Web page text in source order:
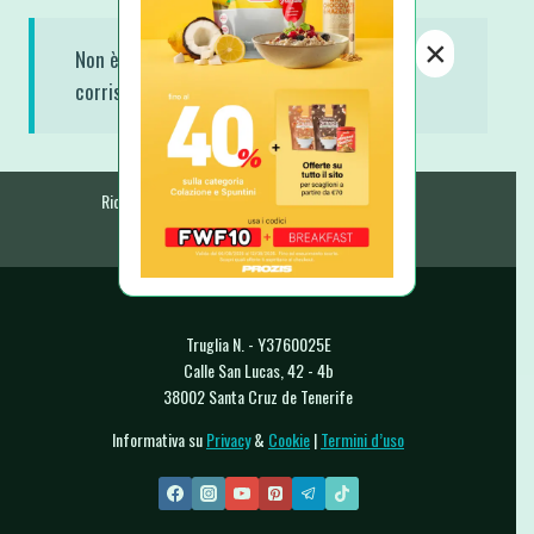
Non è stato trovato nessun prodotto che
corrisponde alla tua selezione.
Ricette Fit e Light Ricette A-Z
E-Book & Libri
Raccolte & Guide
Chi Sono Contatti
Truglia N. - Y3760025E
Calle San Lucas, 42 - 4b
38002 Santa Cruz de Tenerife
Informativa suPrivacy& Cookie|Termini d’uso
×